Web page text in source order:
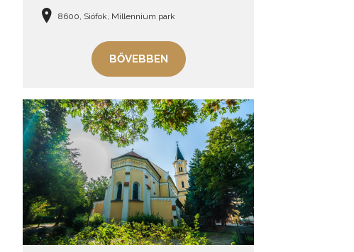
8600, Siófok, Millennium park
BŐVEBBEN